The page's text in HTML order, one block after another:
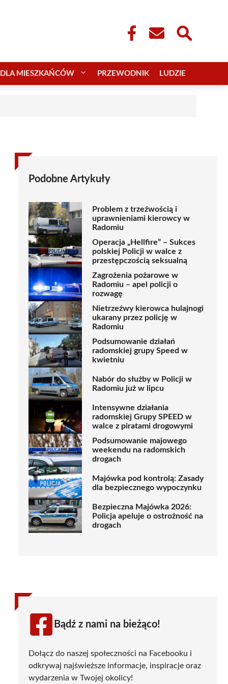
DLA MIESZKAŃCÓW PRZEWODNIK LUDZIE
Podobne Artykuły
Problem z trzeźwością i
uprawnieniami kierowcy w
Radomiu
Operacja „Hellfire” – Sukces
polskiej Policji w walce z
przestępczością seksualną
Zagrożenia pożarowe w
Radomiu – apel policji o
rozwagę
Nietrzeźwy kierowca hulajnogi
ukarany przez policję w
Radomiu
Podsumowanie działań
radomskiej grupy Speed w
kwietniu
Nabór do służby w Policji w
Radomiu już w lipcu
Intensywne działania
radomskiej Grupy SPEED w
walce z piratami drogowymi
Podsumowanie majowego
weekendu na radomskich
drogach
Majówka pod kontrolą: Zasady
dla bezpiecznego wypoczynku
Bezpieczna Majówka 2026:
Policja apeluje o ostrożność na
drogach
Bądź z nami na bieżąco!
Dołącz do naszej społeczności na Facebooku i
odkrywaj najświeższe informacje, inspiracje oraz
wydarzenia w Twojej okolicy!